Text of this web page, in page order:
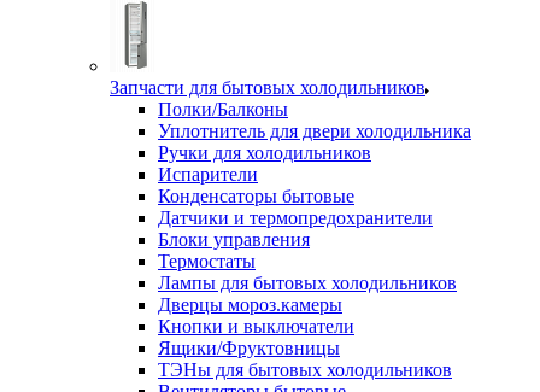
Запчасти для бытовых холодильников
Полки/Балконы
Уплотнитель для двери холодильника
Ручки для холодильников
Испарители
Конденсаторы бытовые
Датчики и термопредохранители
Блоки управления
Термостаты
Лампы для бытовых холодильников
Дверцы мороз.камеры
Кнопки и выключатели
Ящики/Фруктовницы
ТЭНы для бытовых холодильников